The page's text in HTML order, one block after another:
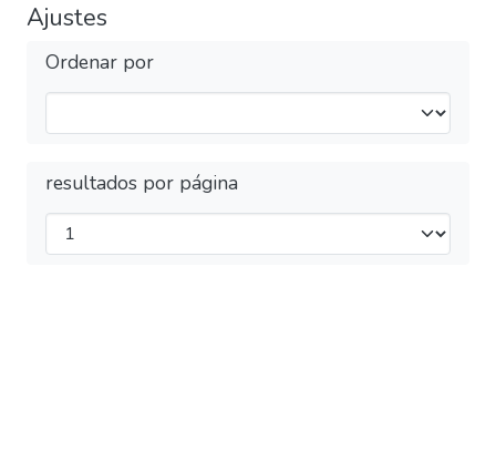
Ajustes
Ordenar por
resultados por página